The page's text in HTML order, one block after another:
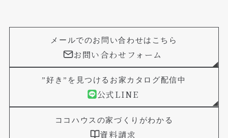
メールでのお問い合わせはこちら
お問い合わせフォーム
”好き”を見つけるお家カタログ配信中
公式LINE
ココハウスの家づくりがわかる
資料請求